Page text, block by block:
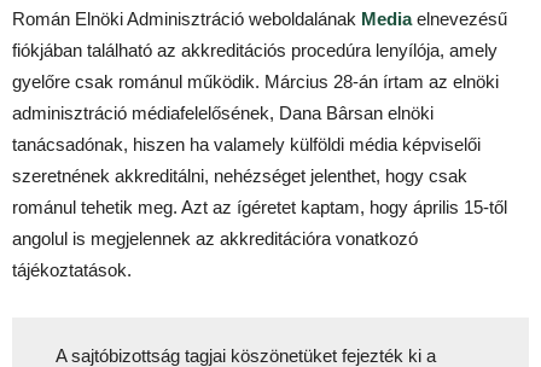
Román Elnöki Adminisztráció weboldalának Mediaelnevezésű
fiókjában található az akkreditációs procedúra lenyílója, amely
gyelőre csak románul működik. Március 28-án írtam az elnöki
adminisztráció médiafelelősének, Dana Bârsan elnöki
tanácsadónak, hiszen ha valamely külföldi média képviselői
szeretnének akkreditálni, nehézséget jelenthet, hogy csak
románul tehetik meg. Azt az ígéretet kaptam, hogy április 15-től
angolul is megjelennek az akkreditációra vonatkozó
tájékoztatások.
A sajtóbizottság tagjai köszönetüket fejezték ki a